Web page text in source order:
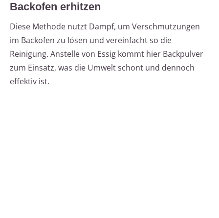
Backofen erhitzen
Diese Methode nutzt Dampf, um Verschmutzungen
im Backofen zu lösen und vereinfacht so die
Reinigung. Anstelle von Essig kommt hier Backpulver
zum Einsatz, was die Umwelt schont und dennoch
effektiv ist.